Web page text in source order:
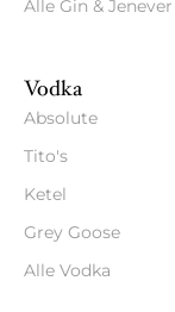
Alle Gin & Jenever
Vodka
Absolute
Tito's
Ketel
Grey Goose
Alle Vodka